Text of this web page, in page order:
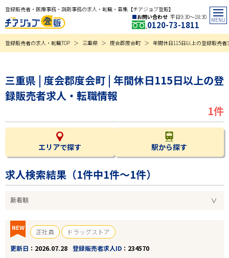
登録販売者・医療事務・調剤事務の求人・転職・募集【チアジョブ登販】
お問い合わせ 平日9:30〜18:30
0120-73-1811
登録販売者の求人・転職TOP 三重県 度会郡度会町 年間休日115日以上の登録販売者
三重県 | 度会郡度会町 | 年間休日115日以上の登
録販売者求人・転職情報
1件
エリアで探す 駅から探す
求人検索結果（1件中1件～1件）
NEW 正社員
ドラッグストア
更新日
2026.07.28 登録販売者求人ID 234570